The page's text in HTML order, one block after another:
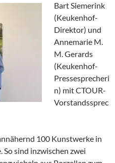
Bart Siemerink
(Keukenhof-
Direktor) und
Annemarie M.
M. Gerards
(Keukenhof-
Pressesprecheri
n) mit CTOUR-
Vorstandssprec
100 Kunstwerke in
sind inzwischen zwei